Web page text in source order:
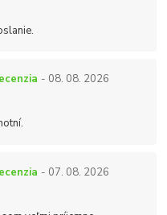
- 08. 08. 2026
- 07. 08. 2026